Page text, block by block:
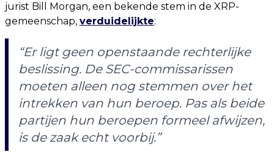
jurist Bill Morgan, een bekende stem in de XRP-
gemeenschap, verduidelijkte:
“Er ligt geen openstaande rechterlijke
beslissing. De SEC-commissarissen
moeten alleen nog stemmen over het
intrekken van hun beroep. Pas als beide
partijen hun beroepen formeel afwijzen,
is de zaak echt voorbij.”